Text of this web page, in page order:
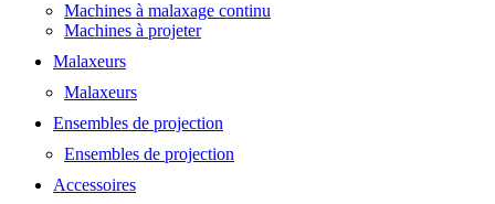
Machines à malaxage continu
Machines à projeter
Malaxeurs
Malaxeurs
Ensembles de projection
Ensembles de projection
Accessoires